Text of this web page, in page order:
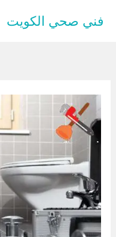
فني صحي الكويت